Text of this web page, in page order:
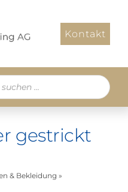
Kontakt
gestrickt
& Bekleidung »